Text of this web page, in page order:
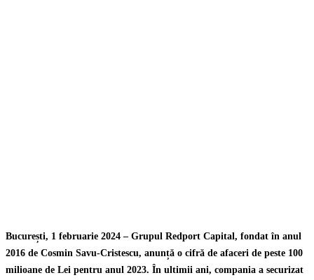
București, 1 februarie 2024 – Grupul Redport Capital, fondat în anul
2016 de Cosmin Savu-Cristescu, anunță o cifră de afaceri de peste 100
milioane de Lei pentru anul 2023. În ultimii ani, compania a securizat